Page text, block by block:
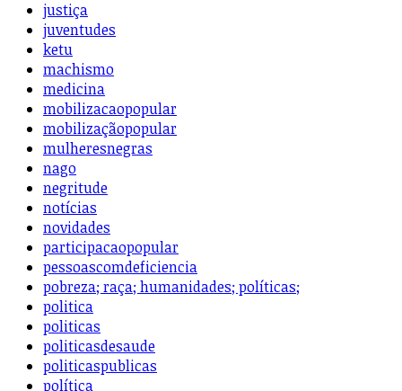
justiça
juventudes
ketu
machismo
medicina
mobilizacaopopular
mobilizaçãopopular
mulheresnegras
nago
negritude
notícias
novidades
participacaopopular
pessoascomdeficiencia
pobreza; raça; humanidades; políticas;
politica
politicas
politicasdesaude
politicaspublicas
política